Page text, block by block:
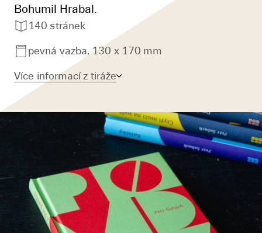
Bohumil Hrabal.
140 stránek
pevná vazba, 130 x 170 mm
Více informací z tiráže